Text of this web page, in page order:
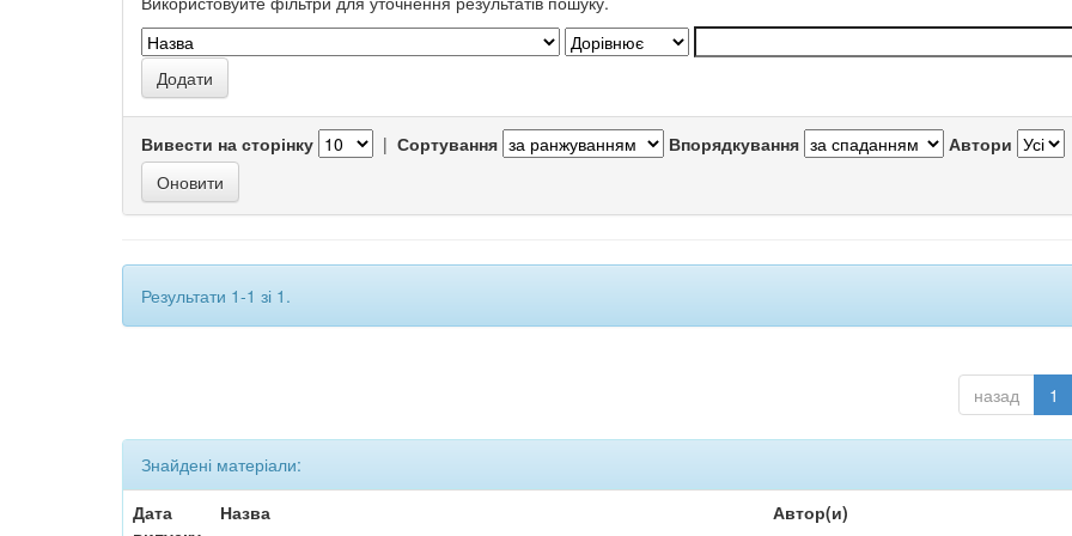
Вивести на сторінку | Сортування Впорядкування Автори
Результати 1-1 зі 1.
назад 1
Знайдені матеріали:
Дата
Назва Автор(и)